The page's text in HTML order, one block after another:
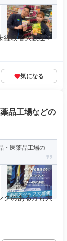
経験者大歓迎！
気になる
品工場などの
・医薬品工場の
クのある方も大